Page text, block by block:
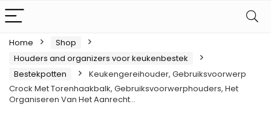
Home
Shop
Houders and organizers voor keukenbestek
Bestekpotten
Keukengereihouder, Gebruiksvoorwerp
Crock Met Torenhaakbalk, Gebruiksvoorwerphouders, Het
Organiseren Van Het Aanrecht…